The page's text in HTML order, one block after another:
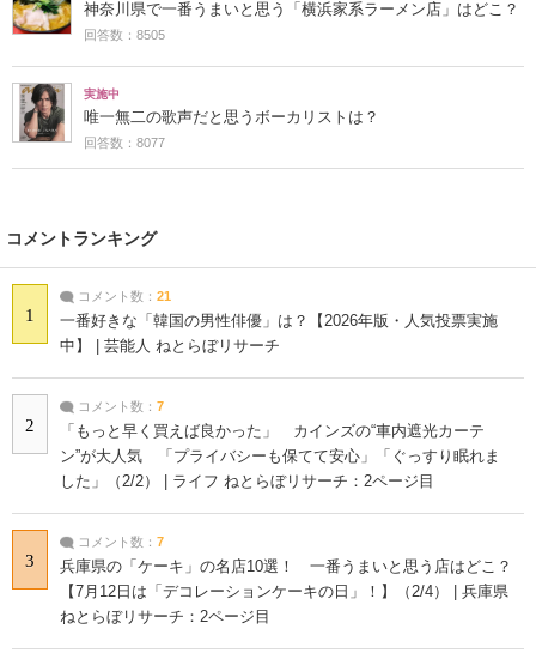
神奈川県で一番うまいと思う「横浜家系ラーメン店」はどこ？
回答数：8505
実施中
唯一無二の歌声だと思うボーカリストは？
回答数：8077
コメントランキング
1
コメント数： 21
一番好きな「韓国の男性俳優」は？【2026年版・人気投票実施
中】 | 芸能人 ねとらぼリサーチ
2
コメント数： 7
「もっと早く買えば良かった」 カインズの“車内遮光カーテ
ン”が大人気 「プライバシーも保てて安心」「ぐっすり眠れま
した」（2/2） | ライフ ねとらぼリサーチ：2ページ目
3
コメント数： 7
兵庫県の「ケーキ」の名店10選！ 一番うまいと思う店はどこ？
【7月12日は「デコレーションケーキの日」！】（2/4） | 兵庫県
ねとらぼリサーチ：2ページ目